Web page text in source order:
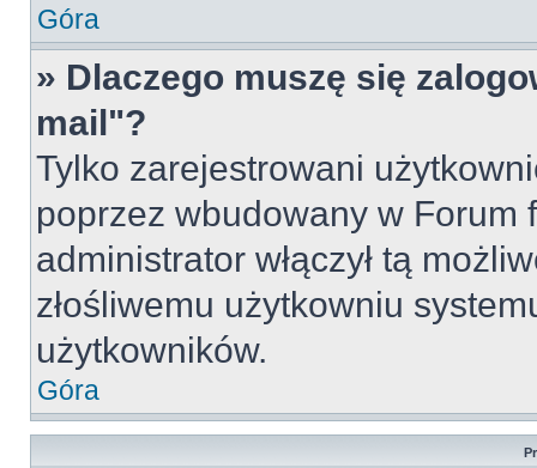
Góra
» Dlaczego muszę się
mail"?
Tylko zarejestrowani
poprzez wbudowany w Forum
administrator włączył tą
złośliwemu użytkowniu
użytkowników.
Góra